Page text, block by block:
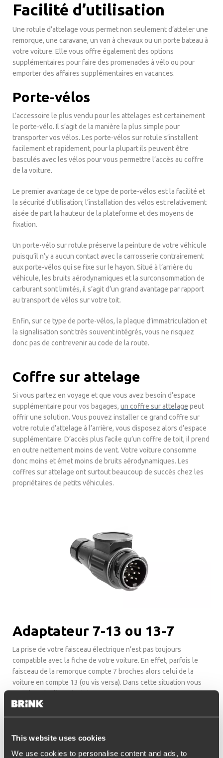
This website uses cookies
We use cookies to personalise content and ads, to
Facilité d’utilisation
Une rotule d’attelage vous permet non seulement d’atteler une
remorque, une caravane, un van à chevaux ou un porte bateau à
votre voiture. Elle vous offre également des options
supplémentaires pour faire des promenades à vélo ou pour
emporter des affaires supplémentaires en vacances.
Porte-vélos
L’accessoire le plus vendu pour les attelages est certainement
le porte-vélo. Il s’agit de la manière la plus simple pour
transporter vos vélos. Les porte-vélos sur rotule s’installent
facilement et rapidement, pour la plupart ils peuvent être
basculés avec les vélos pour vous permettre l’accès au coffre
de la voiture.
Le premier avantage de ce type de porte-vélos est la facilité et
la sécurité d’utilisation; l’installation des vélos est relativement
aisée de part la hauteur de la plateforme et des moyens de
fixation.
Un porte-vélo sur rotule préserve la peinture de votre véhicule
puisqu’il n’y a aucun contact avec la carrosserie contrairement
aux porte-vélos qui se fixe sur le hayon. Situé à l’arrière du
véhicule, les bruits aérodynamiques et la surconsommation de
carburant sont limités, il s’agit d’un grand avantage par rapport
au transport de vélos sur votre toit.
Enfin, sur ce type de porte-vélos, la plaque d’immatriculation et
la signalisation sont très souvent intégrés, vous ne risquez
donc pas de contrevenir au code de la route.
Coffre sur attelage
Si vous partez en voyage et que vous avez besoin d’espace
supplémentaire pour vos bagages, un coffre sur attelage peut
offrir une solution. Vous pouvez installer ce grand coffre sur
votre rotule d’attelage à l’arrière, vous disposez alors d’espace
supplémentaire. D’accès plus facile qu’un coffre de toit, il prend
en outre nettement moins de vent. Votre voiture consomme
donc moins et émet moins de bruits aérodynamiques. Les
coffres sur attelage ont surtout beaucoup de succès chez les
propriétaires de petits véhicules.
Adaptateur 7-13 ou 13-7
La prise de votre faisceau électrique n’est pas toujours
compatible avec la fiche de votre voiture. En effet, parfois le
faisceau de la remorque compte 7 broches alors celui de la
voiture en compte 13 (ou vis versa). Dans cette situation vous
avez besoin d’un adaptateur.